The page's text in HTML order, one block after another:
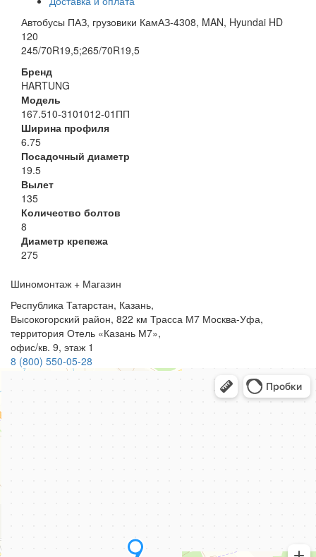
Автобусы ПАЗ, грузовики КамАЗ-4308, MAN, Hyundai HD
120
245/70R19,5;265/70R19,5
Бренд
HARTUNG
Модель
167.510-3101012-01ПП
Ширина профиля
6.75
Посадочный диаметр
19.5
Вылет
135
Количество болтов
8
Диаметр крепежа
275
Шиномонтаж + Магазин
Республика Татарстан, Казань,
Высокогорский район, 822 км Трасса М7 Москва-Уфа,
территория Отель «Казань М7»,
офис/кв. 9, этаж 1
8 (800) 550-05-28